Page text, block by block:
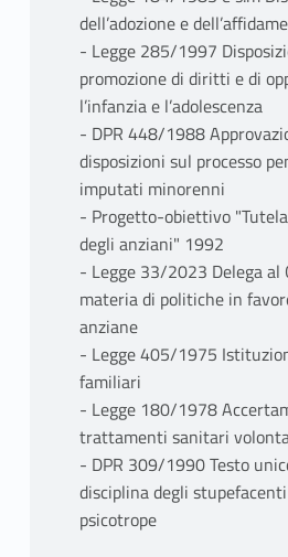
dell’adozione e
- Legge 285/1997
promozione di diritti e di
l’infanzia e l’adolescenza
- DPR 448/1988
disposizioni sul processo
imputati minorenni
- Progetto-obiettivo
degli anziani" 1992
- Legge 33/2023 Delega al
materia di politiche in
anziane
- Legge 405/1975
familiari
- Legge 180/1978
trattamenti sanitari
- DPR 309/1990 Testo
disciplina degli
psicotrope